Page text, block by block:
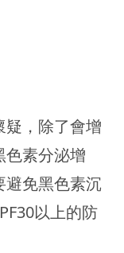
，除了會增
色素分泌增
避免黑色素沉
以上的防